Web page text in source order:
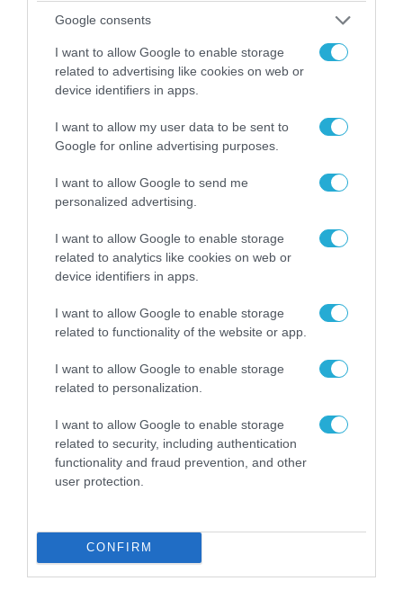
Google consents
I want to allow Google to enable storage
related to advertising like cookies on web or
device identifiers in apps.
I want to allow my user data to be sent to
Google for online advertising purposes.
I want to allow Google to send me
personalized advertising.
I want to allow Google to enable storage
related to analytics like cookies on web or
device identifiers in apps.
I want to allow Google to enable storage
related to functionality of the website or app.
I want to allow Google to enable storage
related to personalization.
I want to allow Google to enable storage
related to security, including authentication
functionality and fraud prevention, and other
user protection.
CONFIRM
κατέκαψαν εξοπλισμό των ΗΠΑ
με Ουκρανούς και Αμερικανούς
μισθοφόρους – Δείτε βίντεο
Ελέγχεται αμοντάριστο βίντεο της σύγκρουσης
των ελικοπτέρων στην Ψάθα – Σενάριο για